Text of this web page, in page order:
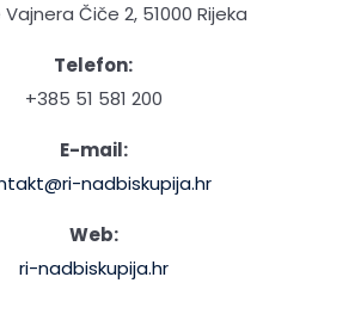
Čiče 2, 51000 Rijeka
Telefon:
+385 51 581 200
E-mail:
nadbiskupija.hr
Web:
ri-nadbiskupija.hr